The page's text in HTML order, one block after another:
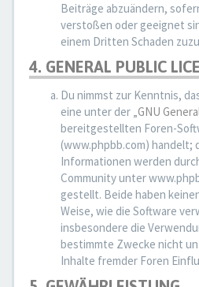
Beiträge abzuändern,
verstoßen oder geeignet
einem Dritten Schaden
4. GENERAL PUBLIC
Du nimmst zur Kenntnis,
eine unter der „GNU
bereitgestellten Foren-
(www.phpbb.com) handelt;
Informationen werden
Community unter
gestellt. Beide haben
Weise, wie die Software
insbesondere die
bestimmte Zwecke nicht
Inhalte fremder Foren